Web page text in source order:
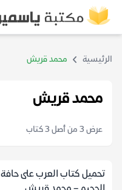
الرئيسية محمد قريش
محمد قريش
عرض 3 من أصل 3 كتاب
تحميل كتاب العرب على حافة